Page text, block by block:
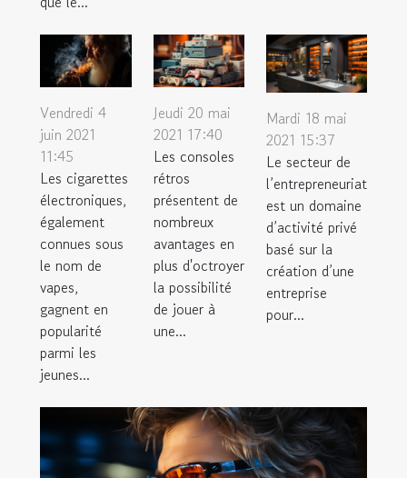
Vendredi 4
juin 2021
11:45
Les cigarettes
électroniques,
également
connues sous
le nom de
vapes,
gagnent en
popularité
parmi les
jeunes...
Jeudi 20 mai
2021 17:40
Les consoles
rétros
présentent de
nombreux
avantages en
plus d'octroyer
la possibilité
de jouer à
une...
Mardi 18 mai
2021 15:37
Le secteur de
l’entrepreneuriat
est un domaine
d’activité privé
basé sur la
création d’une
entreprise
pour...